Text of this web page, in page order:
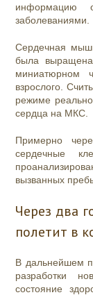
информацию
заболеваниями.
Сердечная
была
миниатюрном
взрослого.
режиме
сердца на МКС.
Примерно
сердечные
вызванных
Через два
полетит в
В дальнейшем
разработки
состояние